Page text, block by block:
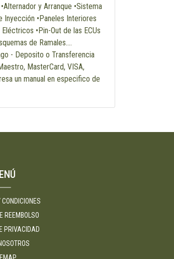
y Arranque •Sistema
Inyección •Paneles Interiores
•Pin-Out de las ECUs
de Ramales....
- Deposito o Transferencia
MasterCard, VISA,
un manual en especifico de
REEMBOLSO
PRIVACIDAD